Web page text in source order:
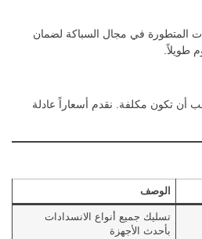
المتطورة في مجال السباكة لضمان
طويلاً.
أن تكون مكلفة. نقدم أسعاراً عادلة
الوصف
تسليك جميع أنواع الانسدادات
بأحدث الأجهزة